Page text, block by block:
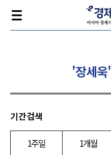
'장세욱'
기간검색
1주일 1개월